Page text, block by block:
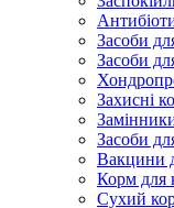
Засоби
Засоби
Захисні
Засоби
Вакцини
Корм для
Сухий